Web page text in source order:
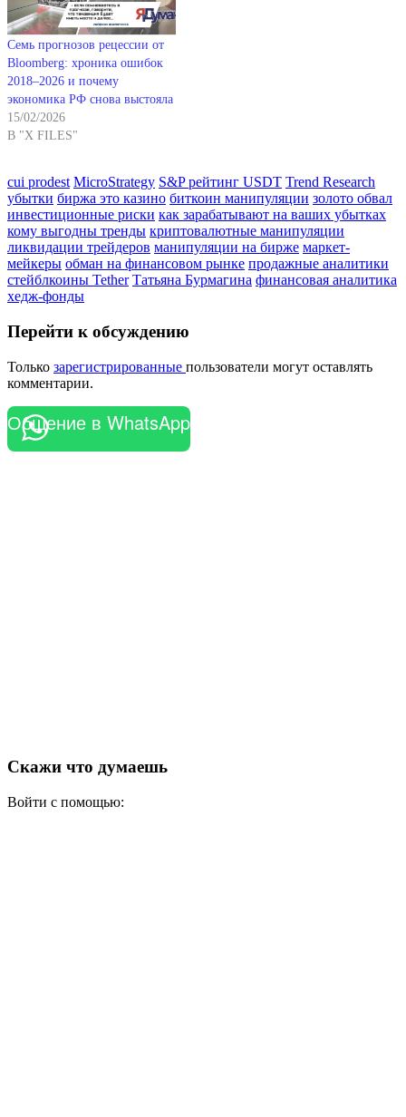
Семь прогнозов рецессии от
Bloomberg: хроника ошибок
2018–2026 и почему
экономика РФ снова выстояла
15/02/2026
В "X FILES"
cui prodest MicroStrategy S&P рейтинг USDT Trend Research
убытки биржа это казино биткоин манипуляции золото обвал
инвестиционные риски как зарабатывают на ваших убытках
кому выгодны тренды криптовалютные манипуляции
ликвидации трейдеров манипуляции на бирже маркет-
мейкеры обман на финансовом рынке продажные аналитики
стейблкоины Tether Татьяна Бурмагина финансовая аналитика
хедж-фонды
Перейти к обсуждению
Только зарегистрированные пользователи могут оставлять
комментарии.
Общение в WhatsApp
Скажи что думаешь
Войти с помощью: